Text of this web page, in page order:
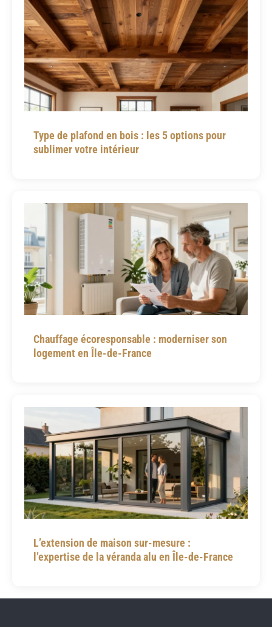
Type de plafond en bois : les 5 options pour
sublimer votre intérieur
Chauffage écoresponsable : moderniser son
logement en Île-de-France
L’extension de maison sur-mesure :
l’expertise de la véranda alu en Île-de-France